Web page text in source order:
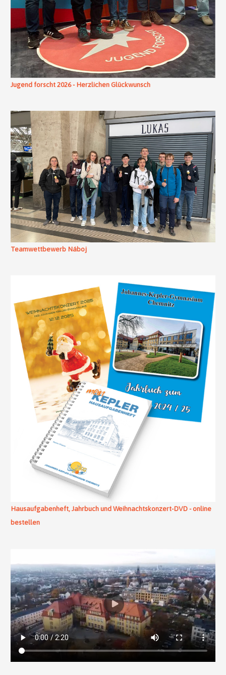
Jugend forscht 2026 - Herzlichen Glückwunsch
Teamwettbewerb Náboj
Hausaufgabenheft, Jahrbuch und Weihnachtskonzert-DVD - online
bestellen